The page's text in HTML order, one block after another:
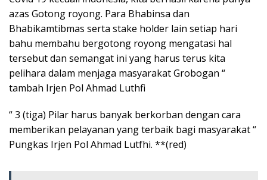
azas Gotong royong. Para Bhabinsa dan
Bhabikamtibmas serta stake holder lain setiap hari
bahu membahu bergotong royong mengatasi hal
tersebut dan semangat ini yang harus terus kita
pelihara dalam menjaga masyarakat Grobogan “
tambah Irjen Pol Ahmad Luthfi
“ 3 (tiga) Pilar harus banyak berkorban dengan cara
memberikan pelayanan yang terbaik bagi masyarakat “
Pungkas Irjen Pol Ahmad Lutfhi. **(red)